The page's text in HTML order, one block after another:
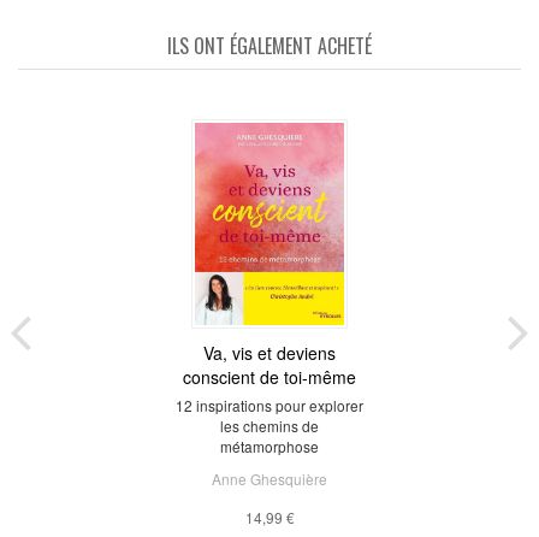
ILS ONT ÉGALEMENT ACHETÉ
Va, vis et deviens
conscient de toi-même
12 inspirations pour explorer
les chemins de
métamorphose
Anne Ghesquière
14,99 €